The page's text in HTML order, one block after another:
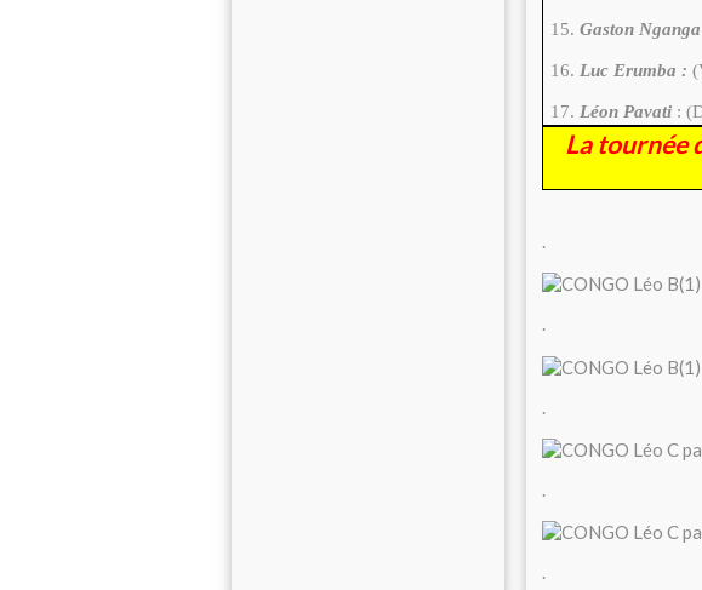
15. Gaston Nganga
16. Luc Erumba :
17. Léon Pavati:
La tournée
.
.
.
.
.